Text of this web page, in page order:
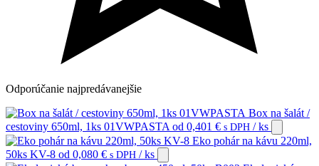
Odporúčanie najpredávanejšie
Box na šalát /
cestoviny 650ml, 1ks 01VWPASTA od 0,401 € s DPH / ks
Eko pohár na kávu 220ml,
50ks KV-8 od 0,080 € s DPH / ks